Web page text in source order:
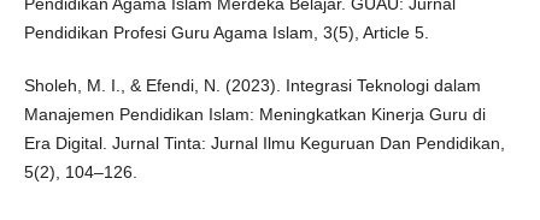
Pendidikan Agama Islam Merdeka Belajar. GUAU: Jurnal
Pendidikan Profesi Guru Agama Islam, 3(5), Article 5.
Sholeh, M. I., & Efendi, N. (2023). Integrasi Teknologi dalam
Manajemen Pendidikan Islam: Meningkatkan Kinerja Guru di
Era Digital. Jurnal Tinta: Jurnal Ilmu Keguruan Dan Pendidikan,
5(2), 104–126.